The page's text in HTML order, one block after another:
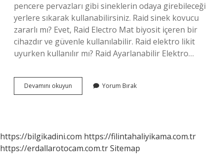
pencere pervazları gibi sineklerin odaya girebileceği
yerlere sıkarak kullanabilirsiniz. Raid sinek kovucu
zararlı mı? Evet, Raid Electro Mat biyosit içeren bir
cihazdır ve güvenle kullanılabilir. Raid elektro likit
uyurken kullanılır mı? Raid Ayarlanabilir Elektro…
Devamını okuyun
Vücuda
Yorum Bırak
https://bilgikadini.com https://filintahaliyikama.com.tr
https://erdallarotocam.com.trSitemap